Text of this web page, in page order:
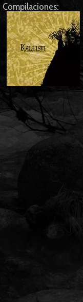
Compilaciones: